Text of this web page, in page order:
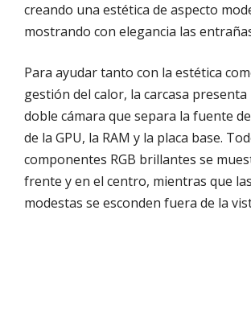
creando una estética de aspecto
mostrando con elegancia las
Para ayudar tanto con la estética
gestión del calor, la carcasa
doble cámara que separa la fuente
de la GPU, la RAM y la placa base.
componentes RGB brillantes se
frente y en el centro, mientras que
modestas se esconden fuera de la